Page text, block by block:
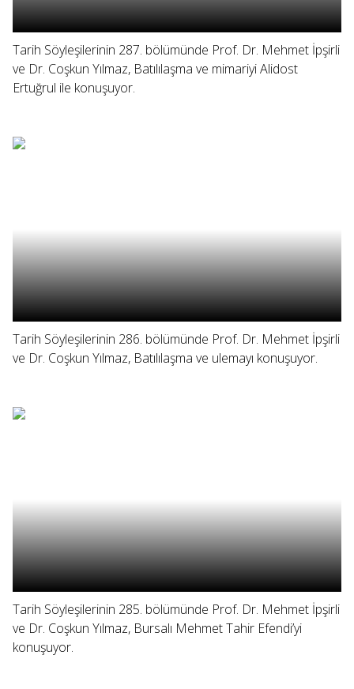
Tarih Söyleşilerinin 287. bölümünde Prof. Dr. Mehmet İpşirli
ve Dr. Coşkun Yılmaz, Batılılaşma ve mimariyi Alidost
Ertuğrul ile konuşuyor.
Tarih Söyleşilerinin 286. bölümünde Prof. Dr. Mehmet İpşirli
ve Dr. Coşkun Yılmaz, Batılılaşma ve ulemayı konuşuyor.
Tarih Söyleşilerinin 285. bölümünde Prof. Dr. Mehmet İpşirli
ve Dr. Coşkun Yılmaz, Bursalı Mehmet Tahir Efendi’yi
konuşuyor.